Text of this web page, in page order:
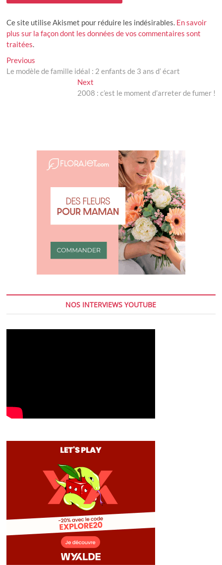
Ce site utilise Akismet pour réduire les indésirables. En savoir
plus sur la façon dont les données de vos commentaires sont
traitées.
Navigation
de
Previous
post:
Le modèle de famille idéal : 2 enfants de 3 ans d’ écart
NextNext
post:
2008 : c’est le moment d’arreter de fumer !
NOS INTERVIEWS YOUTUBE